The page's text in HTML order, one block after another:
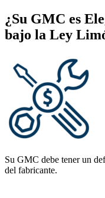
¿Su GMC es
bajo la Ley
Su GMC debe tener un
del fabricante.